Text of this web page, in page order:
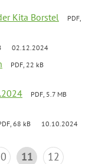
Kita Borstel
PDF,
02.12.2024
PDF, 22 kB
PDF, 5.7 MB
68 kB 10.10.2024
11
12